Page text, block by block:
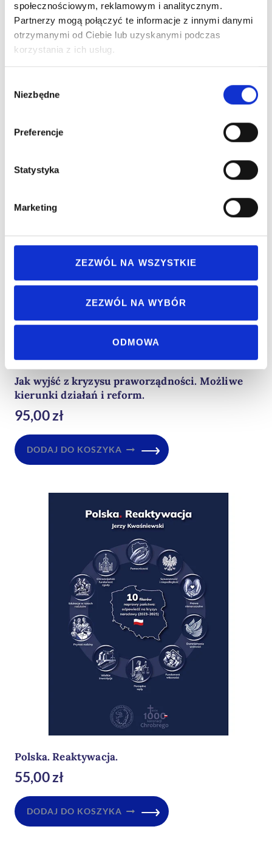
społecznościowym, reklamowym i analitycznym.
Partnerzy mogą połączyć te informacje z innymi danymi
otrzymanymi od Ciebie lub uzyskanymi podczas
korzystania z ich usług.
zgody
Niezbędne
Preferencje
Statystyka
Marketing
ZEZWÓL NA WSZYSTKIE
ZEZWÓL NA WYBÓR
ODMOWA
Prawda o edukacji seksualnej.
55,00zł
Jak wyjść z kryzysu praworządności. Możliwe
kierunki działań i reform.
95,00zł
DODAJ DO KOSZYKA
Polska. Reaktywacja.
55,00zł
DODAJ DO KOSZYKA